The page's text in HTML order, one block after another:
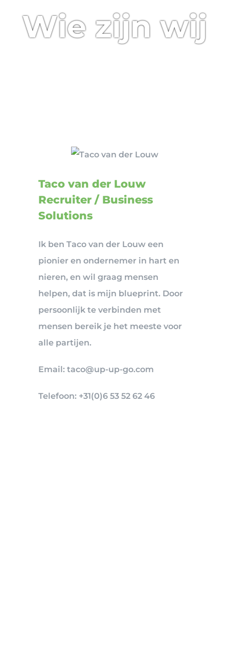
Wie zijn wij
Taco van der Louw
Recruiter / Business
Solutions
Ik ben Taco van der Louw een
pionier en ondernemer in hart en
nieren, en wil graag mensen
helpen, dat is mijn blueprint. Door
persoonlijk te verbinden met
mensen bereik je het meeste voor
alle partijen.
Email: taco@up-up-go.com
Telefoon: +31(0)6 53 52 62 46